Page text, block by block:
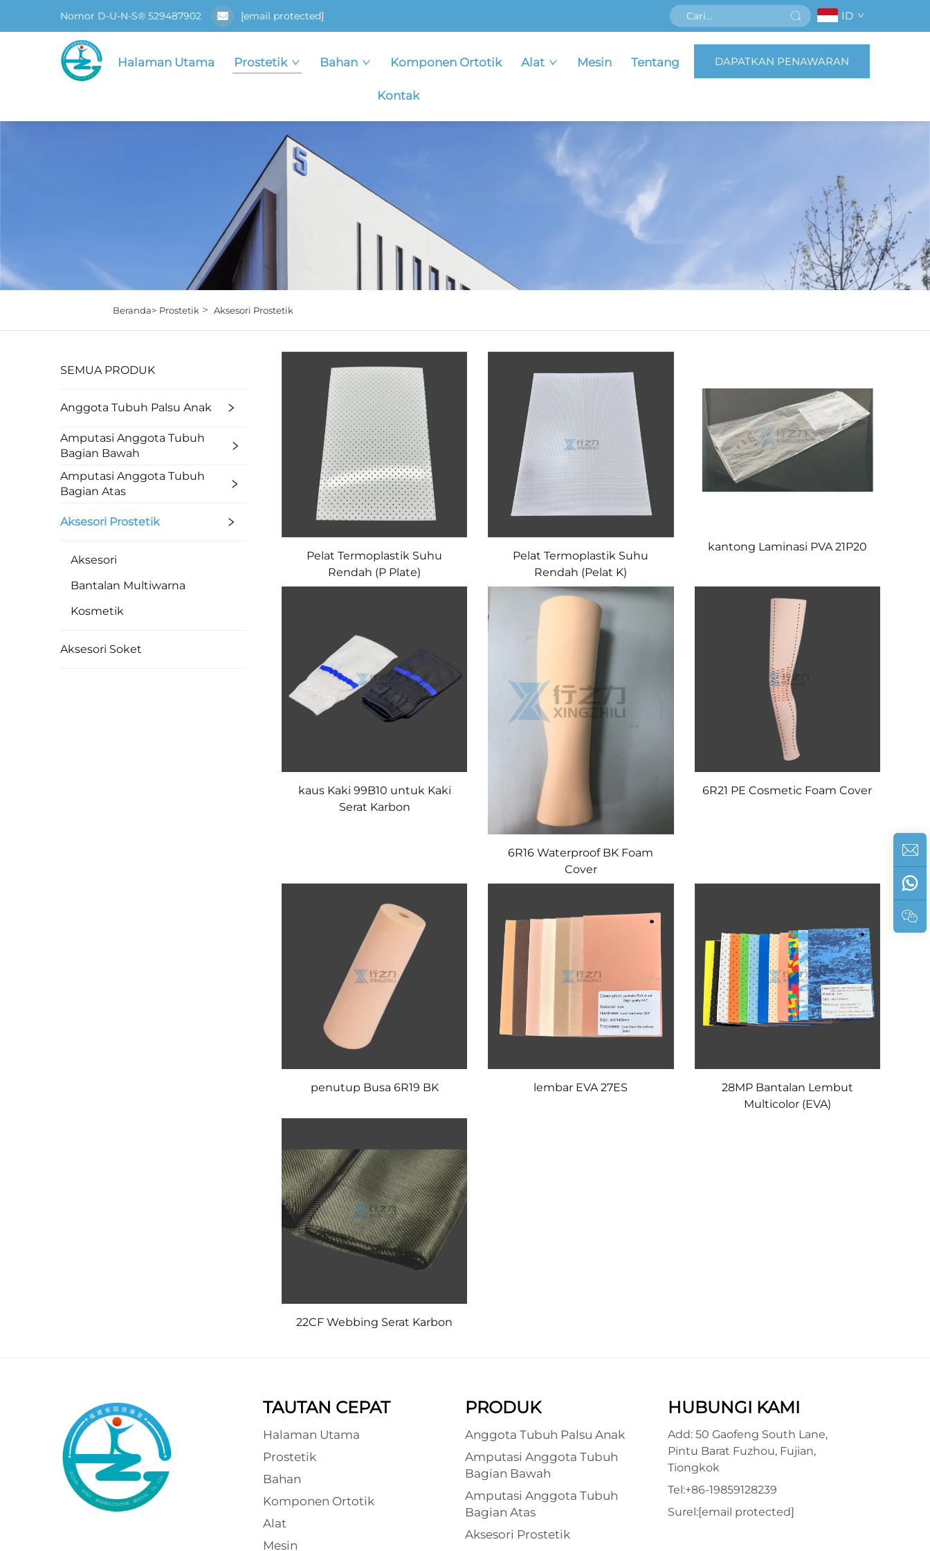
Nomor D-U-N-S® 529487902 [email protected] ID
Halaman Utama Prostetik Bahan Komponen Ortotik Alat Mesin Tentang
Kontak
DAPATKAN PENAWARAN
Beranda> Prostetik > Aksesori Prostetik
SEMUA PRODUK
Anggota Tubuh Palsu Anak
Amputasi Anggota Tubuh
Bagian Bawah
Amputasi Anggota Tubuh
Bagian Atas
Aksesori Prostetik
Aksesori
Bantalan Multiwarna
Kosmetik
Aksesori Soket
Pelat Termoplastik Suhu
Rendah (P Plate)
Pelat Termoplastik Suhu
Rendah (Pelat K)
kantong Laminasi PVA 21P20
kaus Kaki 99B10 untuk Kaki
Serat Karbon
6R16 Waterproof BK Foam
Cover
6R21 PE Cosmetic Foam Cover
penutup Busa 6R19 BK lembar EVA 27ES
28MP Bantalan Lembut
Multicolor (EVA)
22CF Webbing Serat Karbon
TAUTAN CEPAT
Halaman Utama
Prostetik
Bahan
Komponen Ortotik
Alat
Mesin
PRODUK
Anggota Tubuh Palsu Anak
Amputasi Anggota Tubuh
Bagian Bawah
Amputasi Anggota Tubuh
Bagian Atas
Aksesori Prostetik
HUBUNGI KAMI
Add: 50 Gaofeng South Lane,
Pintu Barat Fuzhou, Fujian,
Tiongkok
Tel:+86-19859128239
Surel:[email protected]